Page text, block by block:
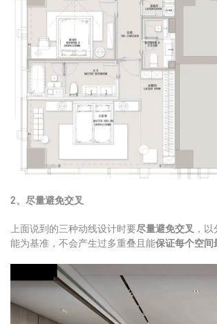
2、尽量避免交叉
上面说到的三种动线设计时要尽量避免交叉 ，
能为基准，不会产生过多重叠且能保证每个空间